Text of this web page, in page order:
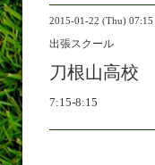
2015-01-22 (Thu) 07:15
出張スクール
刀根山高校
7:15-8:15